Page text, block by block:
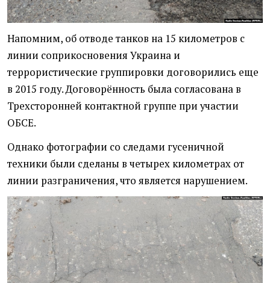
Напомним, об отводе танков на 15 километров с
линии соприкосновения Украина и
террористические группировки договорились еще
в 2015 году. Договорённость была согласована в
Трехсторонней контактной группе при участии
ОБСЕ.
Однако фотографии со следами гусеничной
техники были сделаны в четырех километрах от
линии разграничения, что является нарушением.